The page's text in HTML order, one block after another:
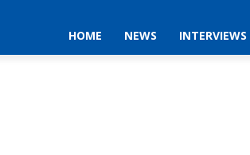
HOME NEWS INTERVIEWS